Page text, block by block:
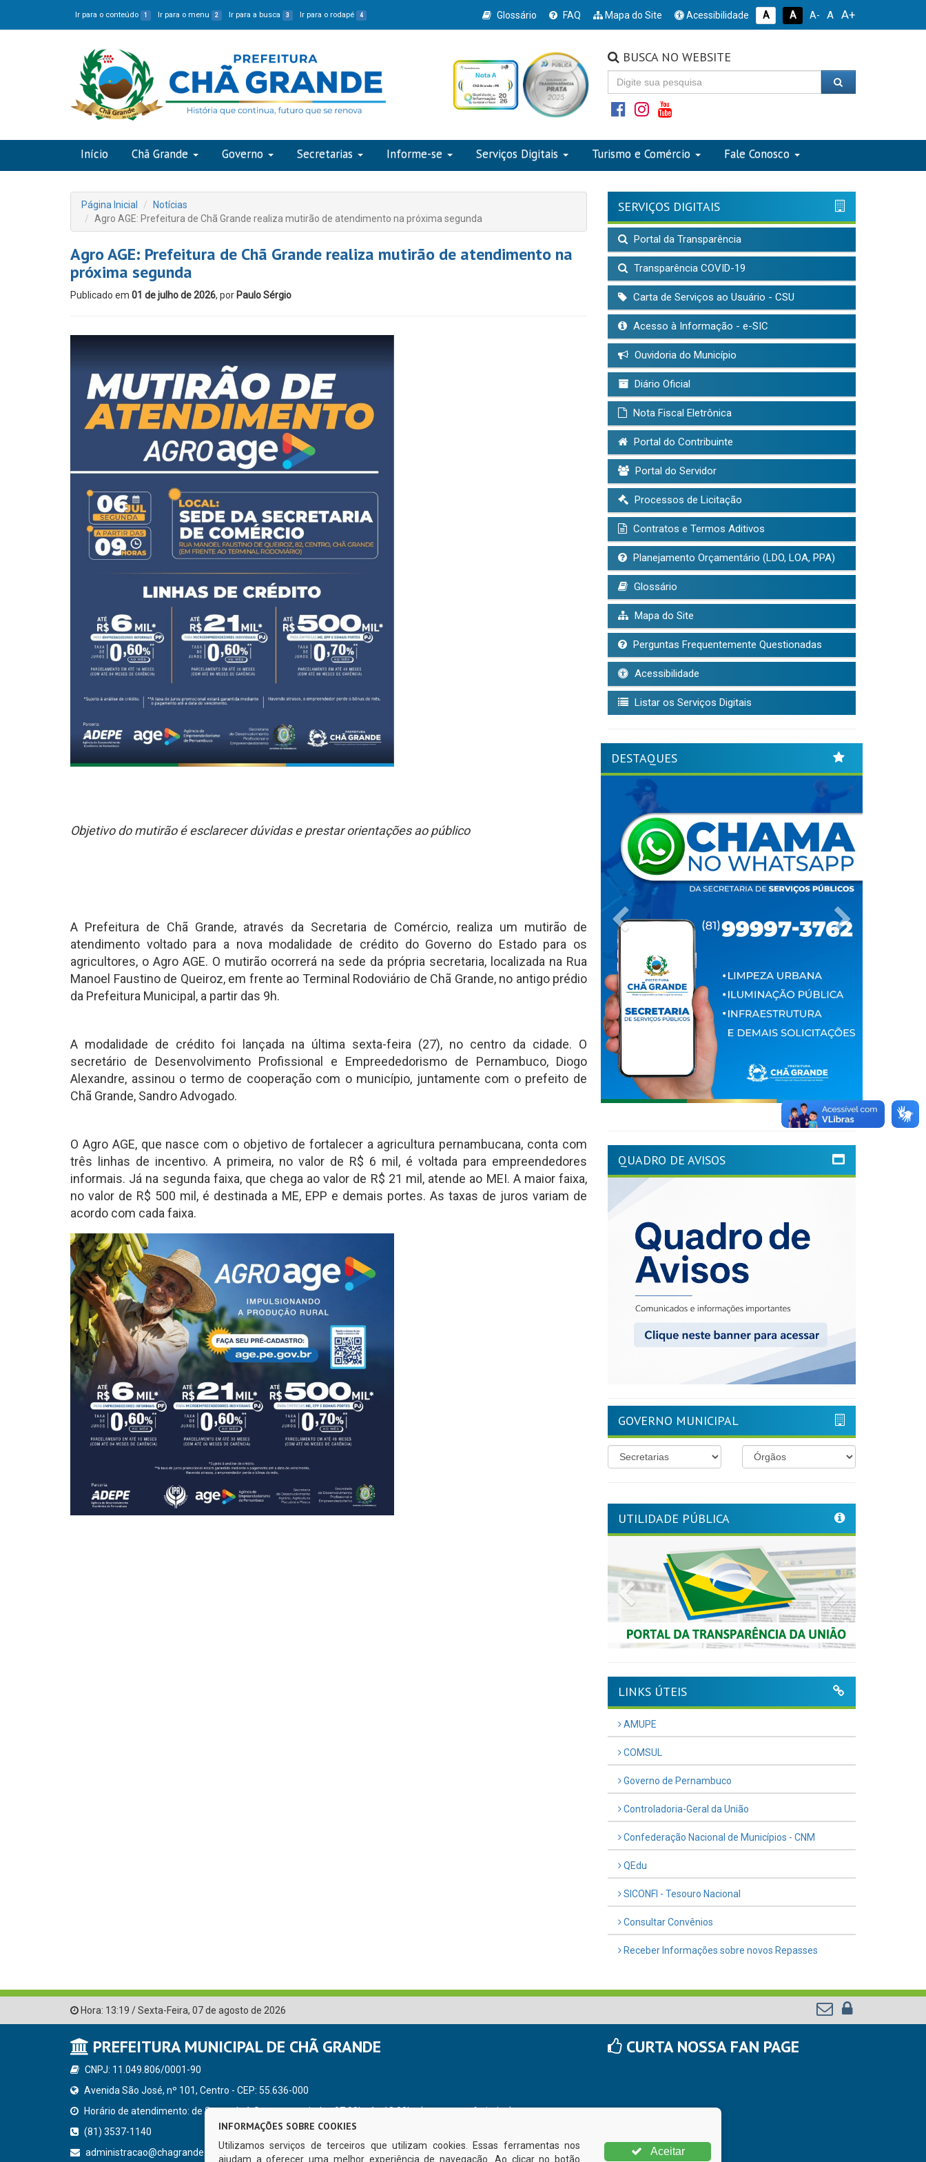
Ir para o conteúdo 1 Ir para o menu 2 Ir para a busca 3 Ir para o rodapé 4 Glossário FAQ Mapa do Site Acessibilidade A A A- A A+
BUSCA NO WEBSITE
Início Chã Grande Governo Secretarias Informe-se Serviços Digitais Turismo e Comércio Fale Conosco
Página Inicial
Notícias
Agro AGE: Prefeitura de Chã Grande realiza mutirão de atendimento na próxima segunda
Agro AGE: Prefeitura de Chã Grande realiza mutirão de atendimento na
próxima segunda
Publicado em 01 de julho de 2026, por Paulo Sérgio
Objetivo do mutirão é esclarecer dúvidas e prestar orientações ao público
A Prefeitura de Chã Grande, através da Secretaria de Comércio, realiza um mutirão de
atendimento voltado para a nova modalidade de crédito do Governo do Estado para os
agricultores, o Agro AGE. O mutirão ocorrerá na sede da própria secretaria, localizada na Rua
Manoel Faustino de Queiroz, em frente ao Terminal Rodoviário de Chã Grande, no antigo prédio
da Prefeitura Municipal, a partir das 9h.
A modalidade de crédito foi lançada na última sexta-feira (27), no centro da cidade. O
secretário de Desenvolvimento Profissional e Empreededorismo de Pernambuco, Diogo
Alexandre, assinou o termo de cooperação com o município, juntamente com o prefeito de
Chã Grande, Sandro Advogado.
O Agro AGE, que nasce com o objetivo de fortalecer a agricultura pernambucana, conta com
três linhas de incentivo. A primeira, no valor de R$ 6 mil, é voltada para empreendedores
informais. Já na segunda faixa, que chega ao valor de R$ 21 mil, atende ao MEI. A maior faixa,
no valor de R$ 500 mil, é destinada a ME, EPP e demais portes. As taxas de juros variam de
acordo com cada faixa.
SERVIÇOS DIGITAIS
Portal da Transparência
Transparência COVID-19
Carta de Serviços ao Usuário - CSU
Acesso à Informação - e-SIC
Ouvidoria do Município
Diário Oficial
Nota Fiscal Eletrônica
Portal do Contribuinte
Portal do Servidor
Processos de Licitação
Contratos e Termos Aditivos
Planejamento Orçamentário (LDO, LOA, PPA)
Glossário
Mapa do Site
Perguntas Frequentemente Questionadas
Acessibilidade
Listar os Serviços Digitais
DESTAQUES
Previous
QUADRO DE AVISOS
GOVERNO MUNICIPAL
UTILIDADE PÚBLICA
Previous
LINKS ÚTEIS
AMUPE
COMSUL
Governo de Pernambuco
Controladoria-Geral da União
Confederação Nacional de Municípios - CNM
QEdu
SICONFI - Tesouro Nacional
Consultar Convênios
Receber Informações sobre novos Repasses
Hora: 13:19 /Sexta-Feira, 07 de agosto de 2026
PREFEITURA MUNICIPAL DE CHÃ GRANDE
CNPJ: 11.049.806/0001-90
Avenida São José, nº 101, Centro - CEP: 55.636-000
Horário de atendimento: de Segunda à Sexta, a partir das 07:00hs às 13:00hs (exceto nos feriados)
(81) 3537-1140
administracao@chagrande.pe.gov.br
CURTA NOSSA FAN PAGE
INFORMAÇÕES SOBRE COOKIES
Utilizamos serviços de terceiros que utilizam cookies. Essas ferramentas nos
ajudam a oferecer uma melhor experiência de navegação. Ao clicar no botão
Aceitar